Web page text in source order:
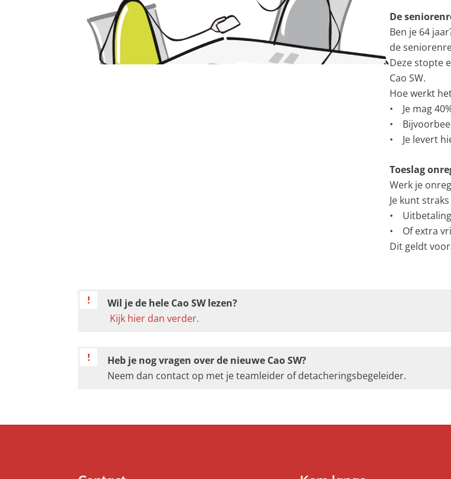
De
Ben je 64
de
Deze stopte
Cao SW.
Hoe werkt
• Je mag
•
• Je levert
Toeslag
Werk je
Je kunt
•
• Of extra
Dit geldt
Belangrijke tekst:
Wil je de hele Cao SW lezen?
Kijk hier dan verder.
Belangrijke tekst:
Heb je nog vragen over de nieuwe Cao SW?
Neem dan contact op met je teamleider of detacheringsbegeleider.